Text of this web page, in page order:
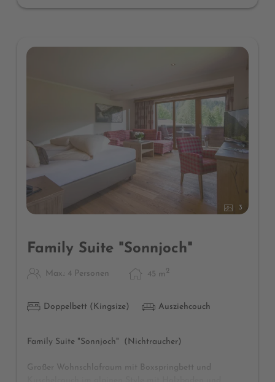
3
Family Suite "Sonnjoch"
Max.: 4 Personen 45 m 2
Doppelbett (Kingsize) Ausziehcouch
Family Suite "Sonnjoch" (Nichtraucher)
Großer Wohnschlafraum mit Boxspringbett und